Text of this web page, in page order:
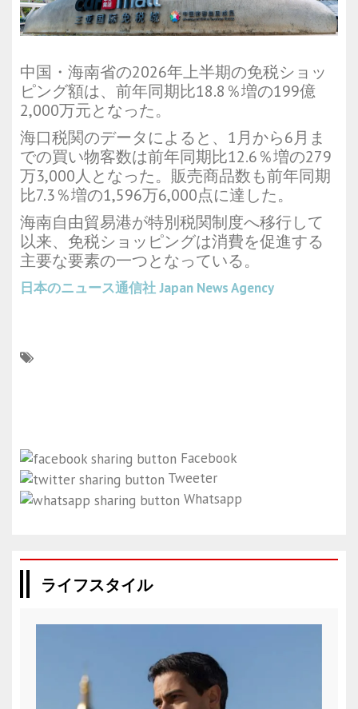
中国・海南省の2026年上半期の免税ショッ
ピング額は、前年同期比18.8％増の199億
2,000万元となった。
海口税関のデータによると、1月から6月ま
での買い物客数は前年同期比12.6％増の279
万3,000人となった。販売商品数も前年同期
比7.3％増の1,596万6,000点に達した。
海南自由貿易港が特別税関制度へ移行して
以来、免税ショッピングは消費を促進する
主要な要素の一つとなっている。
日本のニュース通信社 Japan News Agency
Facebook
Tweeter
Whatsapp
ライフスタイル